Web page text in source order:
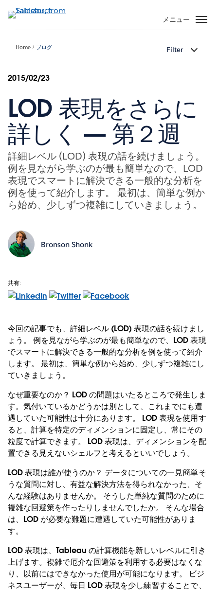
イ
ン
メニュー
Home ブログ Filter
2015/02/23
LOD 表現をさらに
詳しく — 第２週
詳細レベル (LOD) 表現の話を続けましょう。
例を見ながら学ぶのが最も簡単なので、LOD
表現でスマートに解決できる一般的な分析を
例を使って紹介します。 最初は、簡単な例か
ら始め、少しずつ複雑にしていきましょう。
Bronson Shonk
共有:
今回の記事でも、詳細レベル (LOD) 表現の話を続けまし
ょう。 例を見ながら学ぶのが最も簡単なので、LOD 表現
でスマートに解決できる一般的な分析を例を使って紹介
します。 最初は、簡単な例から始め、少しずつ複雑にし
ていきましょう。
なぜ重要なのか？ LOD の問題はいたるところで発生しま
す。気付いているかどうかは別として、これまでにも遭
遇していた可能性は十分にあります。 LOD 表現を使用す
ると、計算を特定のディメンションに固定し、常にその
粒度で計算できます。 LOD 表現は、ディメンションを配
置できる見えないシェルフと考えるといいでしょう。
LOD 表現は誰が使うのか？ データについての一見簡単そ
うな質問に対し、有益な解決方法を得られなかった、そ
んな経験はありませんか。 そうした単純な質問のために
複雑な回避策を作ったりしませんでしたか。 そんな場合
は、LOD が必要な難題に遭遇していた可能性がありま
す。
LOD 表現は、Tableau の計算機能を新しいレベルに引き
上げます。複雑で厄介な回避策を利用する必要はなくな
り、以前にはできなかった使用が可能になります。 ビジ
ネスユーザーが、毎日 LOD 表現を少し練習することで、